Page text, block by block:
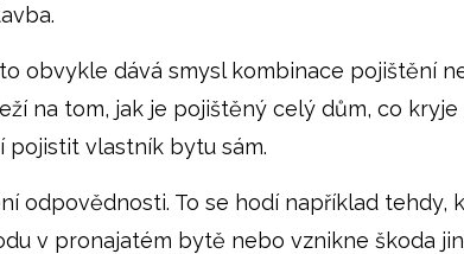
obvykle dává smysl kombinace pojištění
na tom, jak je pojištěný celý dům, co kryje
pojistit vlastník bytu sám.
odpovědnosti. To se hodí například tehdy,
v pronajatém bytě nebo vznikne škoda